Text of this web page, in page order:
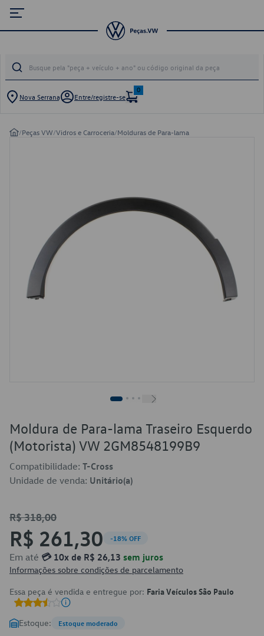
Nova Serrana Entre/registre-se
0
/Peças VW/Vidros e Carroceria/Molduras de Para-lama
Moldura de Para-lama Traseiro Esquerdo
(Motorista) VW 2GM8548199B9
Compatibilidade: T-Cross
Unidade de venda: Unitário(a)
R$ 318,00
R$ 261,30 -18% OFF
Em até 💳 10x de R$ 26,13 sem juros
Informações sobre condições de parcelamento
Essa peça é vendida e entregue por: Faria Veículos São Paulo
Estoque: Estoque moderado